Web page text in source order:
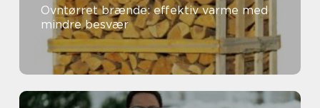
Ovntørret brænde: effektiv varme med
mindre besvær